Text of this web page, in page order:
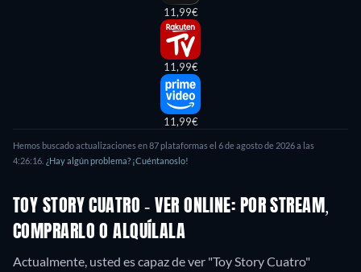
11,99€
11,99€
11,99€
Hemos buscado actualizaciones en 87 plataformas el 6 de agosto de 2026 a las
4:26:16. ¿Hay algún problema? ¡Cuéntanoslo!
TOY STORY CUATRO - VER ONLINE: POR STREAM,
COMPRARLO O ALQUÍLALA
Actualmente, usted es capaz de ver "Toy Story Cuatro"